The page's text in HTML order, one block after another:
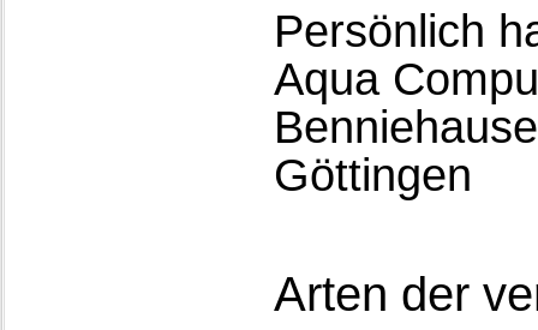
Persönlich
Aqua
Göttingen
Arten der